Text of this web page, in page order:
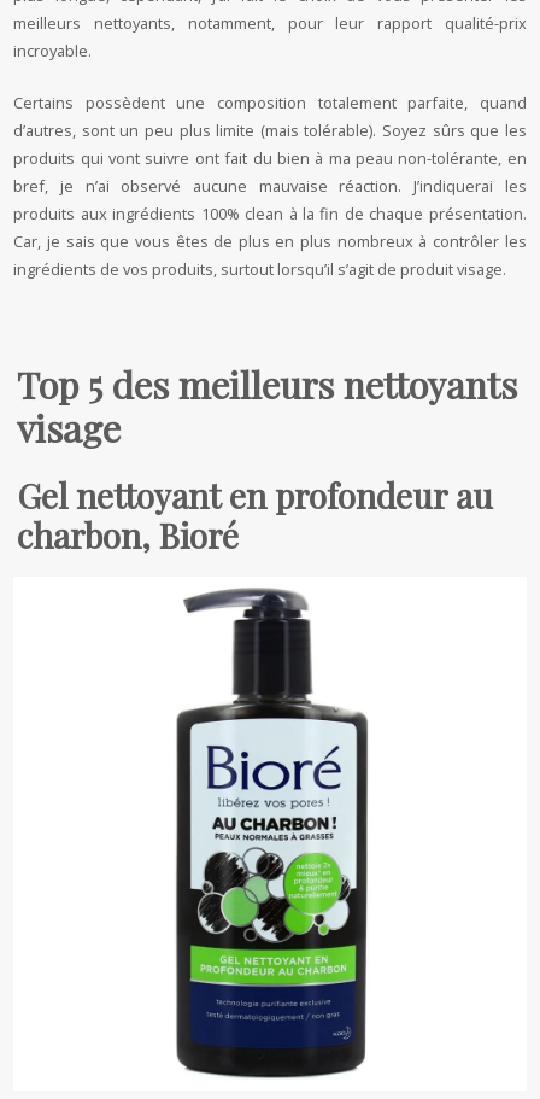
meilleurs nettoyants, notamment, pour leur rapport qualité-prix
incroyable.
Certains possèdent une composition totalement parfaite, quand
d’autres, sont un peu plus limite (mais tolérable). Soyez sûrs que les
produits qui vont suivre ont fait du bien à ma peau non-tolérante, en
bref, je n’ai observé aucune mauvaise réaction. J’indiquerai les
produits aux ingrédients 100% clean à la fin de chaque présentation.
Car, je sais que vous êtes de plus en plus nombreux à contrôler les
ingrédients de vos produits, surtout lorsqu’il s’agit de produit visage.
Top 5 des meilleurs nettoyants
visage
Gel nettoyant en profondeur au
charbon, Bioré